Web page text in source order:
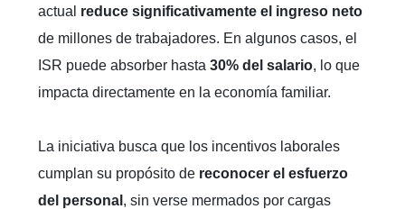
actual reduce significativamente el ingreso neto
de millones de trabajadores. En algunos casos, el
ISR puede absorber hasta 30% del salario, lo que
impacta directamente en la economía familiar.
La iniciativa busca que los incentivos laborales
cumplan su propósito de reconocer el esfuerzo
del personal , sin verse mermados por cargas